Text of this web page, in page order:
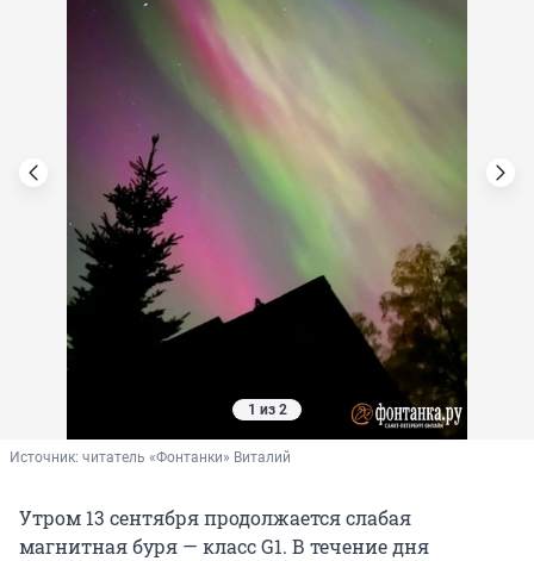
1 из 2
Источник: читатель «Фонтанки» Виталий
Утром 13 сентября продолжается слабая
магнитная буря — класс G1. В течение дня